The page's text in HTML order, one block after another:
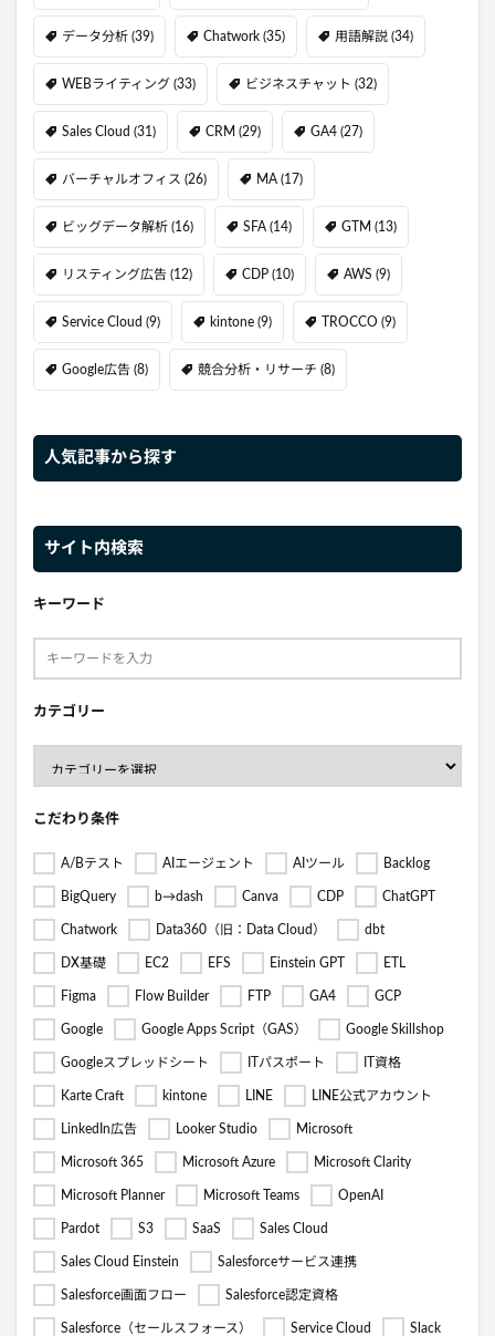
データ分析 (39) Chatwork (35) 用語解説 (34)
WEBライティング (33) ビジネスチャット (32)
Sales Cloud (31) CRM (29) GA4 (27)
バーチャルオフィス (26) MA (17)
ビッグデータ解析 (16) SFA (14) GTM (13)
リスティング広告 (12) CDP (10) AWS (9)
Service Cloud (9) kintone (9) TROCCO (9)
Google広告 (8) 競合分析・リサーチ (8)
人気記事から探す
サイト内検索
キーワード
カテゴリー
こだわり条件
A/Bテスト AIエージェント AIツール Backlog
BigQuery b→dash Canva CDP ChatGPT
Chatwork Data360（旧：Data Cloud） dbt
DX基礎 EC2 EFS Einstein GPT ETL
Figma Flow Builder FTP GA4 GCP
Google Google Apps Script（GAS） Google Skillshop
Googleスプレッドシート ITパスポート IT資格
Karte Craft kintone LINE LINE公式アカウント
LinkedIn広告 Looker Studio Microsoft
Microsoft 365 Microsoft Azure Microsoft Clarity
Microsoft Planner Microsoft Teams OpenAI
Pardot S3 SaaS Sales Cloud
Sales Cloud Einstein Salesforceサービス連携
Salesforce画面フロー Salesforce認定資格
Salesforce（セールスフォース） Service Cloud Slack